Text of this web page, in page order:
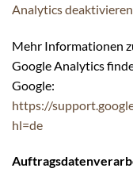
Analytics deaktivieren
Mehr Informationen
Google Analytics
Google:
https://
hl=de